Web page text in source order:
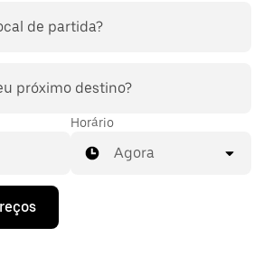
de partida?
próximo destino?
Horário
Agora